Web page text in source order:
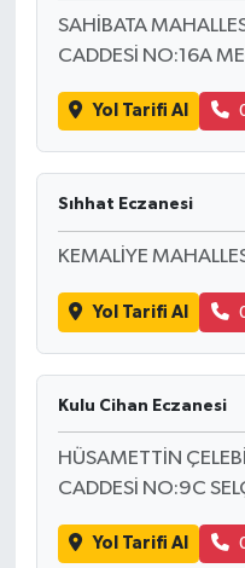
SAHİBATA
CADDESİ NO:16A
Yol Tarifi Al
Sıhhat Eczanesi
KEMALİYE
Yol Tarifi Al
Kulu Cihan Eczanesi
HÜSAMETTİN
CADDESİ NO:9C
Yol Tarifi Al